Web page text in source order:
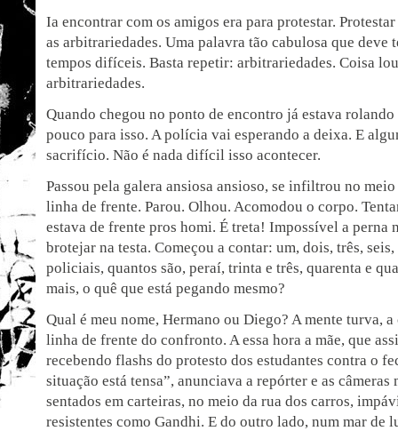
Ia encontrar com os amigos era para protestar.
as arbitrariedades. Uma palavra tão cabulosa que deve
tempos difíceis. Basta repetir: arbitrariedades. Coisa
arbitrariedades.
Quando chegou no ponto de encontro já estava
pouco para isso. A polícia vai esperando a deixa. E
sacrifício. Não é nada difícil isso acontecer.
Passou pela galera ansiosa ansioso, se infiltrou no
linha de frente. Parou. Olhou. Acomodou o corpo.
estava de frente pros homi. É treta! Impossível a perna
brotejar na testa. Começou a contar: um, dois, três,
policiais, quantos são, peraí, trinta e três, quarenta e
mais, o quê que está pegando mesmo?
Qual é meu nome, Hermano ou Diego? A mente turva,
linha de frente do confronto. A essa hora a mãe, que
recebendo flashs do protesto dos estudantes contra o
situação está tensa”, anunciava a repórter e as câmeras
sentados em carteiras, no meio da rua dos carros,
resistentes como Gandhi. E do outro lado, num mar de